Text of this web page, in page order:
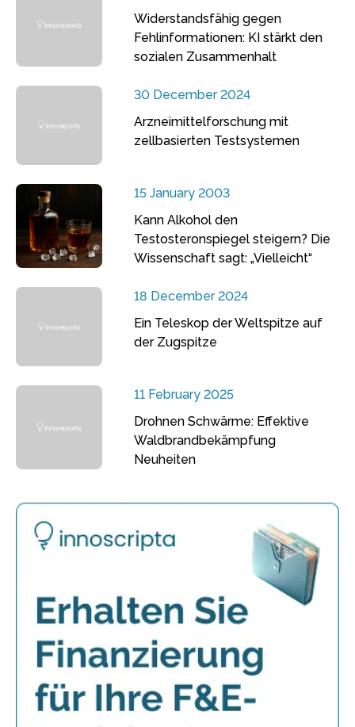
Widerstandsfähig gegen
Fehlinformationen: KI stärkt den
sozialen Zusammenhalt
30 December 2024
Arzneimittelforschung mit
zellbasierten Testsystemen
15 January 2003
Kann Alkohol den
Testosteronspiegel steigern? Die
Wissenschaft sagt: „Vielleicht“
18 December 2024
Ein Teleskop der Weltspitze auf
der Zugspitze
11 February 2025
Drohnen Schwärme: Effektive
Waldbrandbekämpfung
Neuheiten